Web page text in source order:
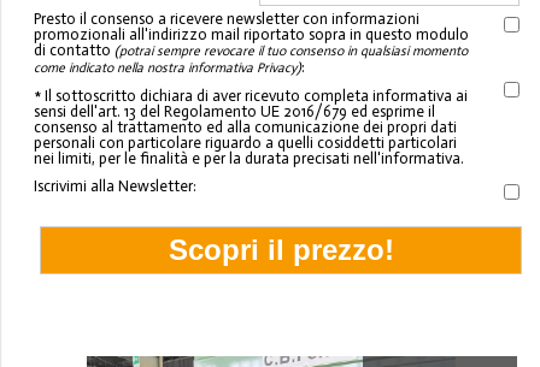
Presto il consenso a ricevere newsletter con informazioni
promozionali all'indirizzo mail riportato sopra in questo modulo
di contatto (potrai sempre revocare il tuo consenso in qualsiasi momento
come indicato nella nostra informativa Privacy):
* Il sottoscritto dichiara di aver ricevuto completa informativa ai
sensi dell'art. 13 del Regolamento UE 2016/679 ed esprime il
consenso al trattamento ed alla comunicazione dei propri dati
personali con particolare riguardo a quelli cosiddetti particolari
nei limiti, per le finalità e per la durata precisati nell'informativa.
Iscrivimi alla Newsletter: